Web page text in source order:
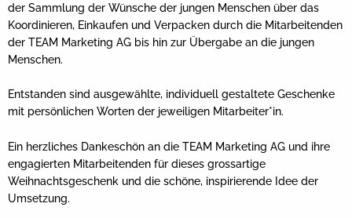
der Sammlung der Wünsche der jungen Menschen über das
Koordinieren, Einkaufen und Verpacken durch die Mitarbeitenden
der TEAM Marketing AG bis hin zur Übergabe an die jungen
Menschen.
Entstanden sind ausgewählte, individuell gestaltete Geschenke
mit persönlichen Worten der jeweiligen Mitarbeiter*in.
Ein herzliches Dankeschön an die TEAM Marketing AG und ihre
engagierten Mitarbeitenden für dieses grossartige
Weihnachtsgeschenk und die schöne, inspirierende Idee der
Umsetzung.